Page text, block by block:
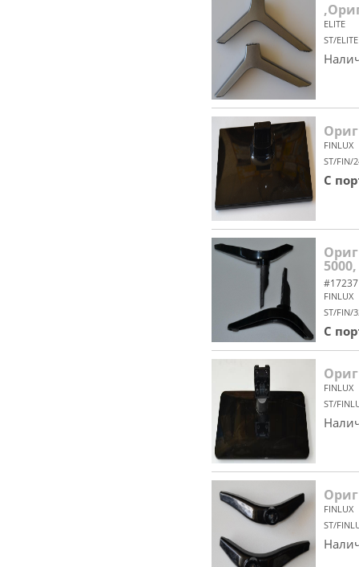
ELITE
ST/ELITE
FINLUX
ST/FIN/
С
5000,
#17237
FINLUX
ST/FIN/
С
FINLUX
ST/
FINLUX
ST/